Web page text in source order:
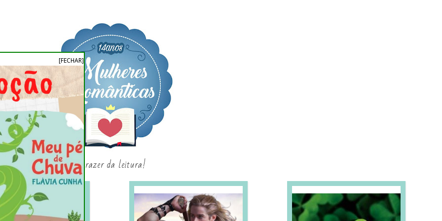
[FECHAR]
o prazer da leitura!
SORTEIOS E PROMOÇÕES